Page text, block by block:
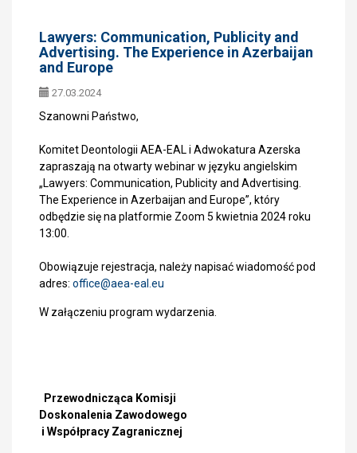
Lawyers: Communication, Publicity and
Advertising. The Experience in Azerbaijan
and Europe
27.03.2024
Szanowni Państwo,
Komitet Deontologii AEA-EAL i Adwokatura Azerska
zapraszają na otwarty webinar w języku angielskim
„Lawyers: Communication, Publicity and Advertising.
The Experience in Azerbaijan and Europe”, który
odbędzie się na platformie Zoom 5 kwietnia 2024 roku
13:00.
Obowiązuje rejestracja, należy napisać wiadomość pod
adres: office@aea-eal.eu
W załączeniu program wydarzenia.
Przewodnicząca Komisji
Doskonalenia Zawodowego
i Współpracy Zagranicznej